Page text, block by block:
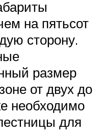
на пятьсот
сторону.
размер
от двух до
необходимо
для